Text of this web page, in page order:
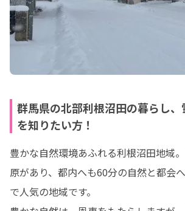
群馬県の北部利根沼田の暮らし
を知りたい方！
豊かな自然環境あふれる利根沼田地域
原があり、都内へも60分の自然と都会
で人気の地域です。